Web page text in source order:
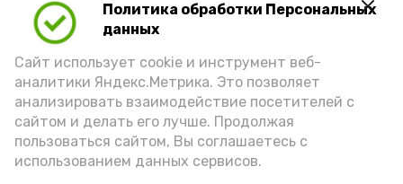
Политика обработки Персональных
данных
Сайт использует cookie и инструмент веб-
аналитики Яндекс.Метрика. Это позволяет
анализировать взаимодействие посетителей с
сайтом и делать его лучше. Продолжая
пользоваться сайтом, Вы соглашаетесь с
использованием данных сервисов.